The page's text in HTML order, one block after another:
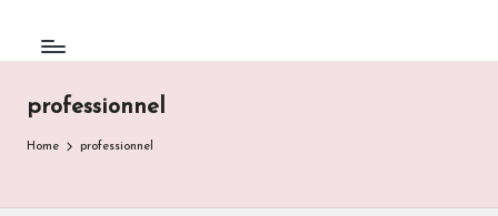
professionnel
Home professionnel